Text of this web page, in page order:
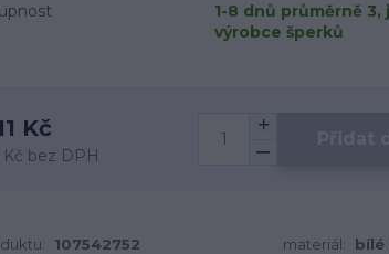
1-8 dnů průměrně 3,
výrobce šperků
Kč
Kč bez DPH
107542752 materiál:
bílé